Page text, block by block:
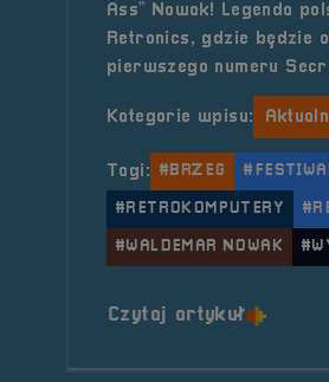
Ass” Nowak! Legenda
Retronics, gdzie będzie
pierwszego numeru
Kategorie wpisu:
Tagi: #BRZEG
#RETROKOMPUTERY
#WALDEMAR NOWAK
Czytaj artykuło tytule